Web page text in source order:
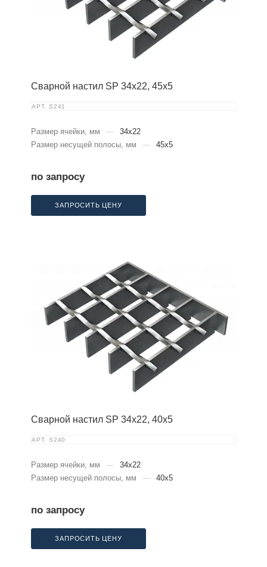
Сварной настил SP 34х22, 45х5
АРТ. S241
Размер ячейки, мм —
34x22
Размер несущей полосы, мм
— 45x5
по запросу
ЗАПРОСИТЬ ЦЕНУ
Сварной настил SP 34х22, 40х5
АРТ. S240
Размер ячейки, мм —
34x22
Размер несущей полосы, мм
— 40x5
по запросу
ЗАПРОСИТЬ ЦЕНУ